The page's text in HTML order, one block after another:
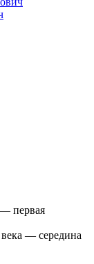
первая
— середина